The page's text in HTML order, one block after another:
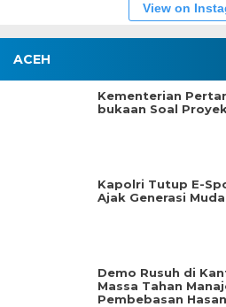
View on
ACEH
Kementerian
bukaan Soal
Kapolri Tutup E-
Ajak Generasi
Demo Rusuh di
Massa Tahan
Pembebasan